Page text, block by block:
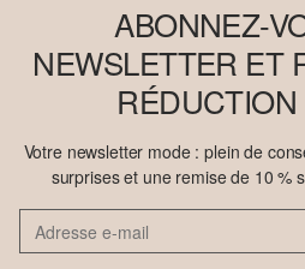
ABONNEZ-
NEWSLETTER ET
Votre newsletter mode : plein de
surprises et une remise de 10 %